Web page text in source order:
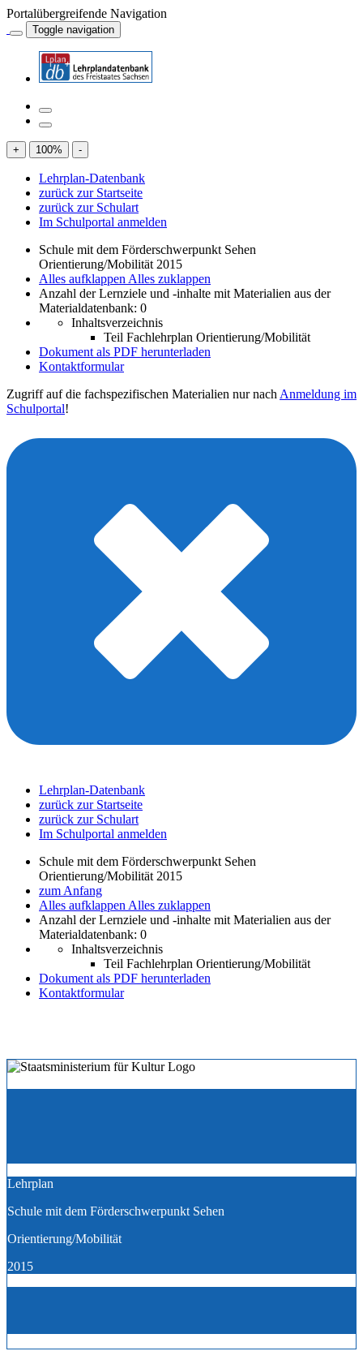
Portalübergreifende Navigation
Toggle navigation
+ 100% -
Lehrplan-Datenbank
zurück zur Startseite
zurück zur Schulart
Im Schulportal anmelden
Schule mit dem Förderschwerpunkt Sehen
Orientierung/Mobilität 2015
Alles aufklappen Alles zuklappen
Anzahl der Lernziele und -inhalte mit Materialien aus der
Materialdatenbank: 0
Inhaltsverzeichnis
Teil Fachlehrplan Orientierung/Mobilität
Dokument als PDF herunterladen
Kontaktformular
Zugriff auf die fachspezifischen Materialien nur nach Anmeldung im
Schulportal!
Lehrplan-Datenbank
zurück zur Startseite
zurück zur Schulart
Im Schulportal anmelden
Schule mit dem Förderschwerpunkt Sehen
Orientierung/Mobilität 2015
zum Anfang
Alles aufklappen Alles zuklappen
Anzahl der Lernziele und -inhalte mit Materialien aus der
Materialdatenbank: 0
Inhaltsverzeichnis
Teil Fachlehrplan Orientierung/Mobilität
Dokument als PDF herunterladen
Kontaktformular
Lehrplan
Schule mit dem Förderschwerpunkt Sehen
Orientierung/Mobilität
2015